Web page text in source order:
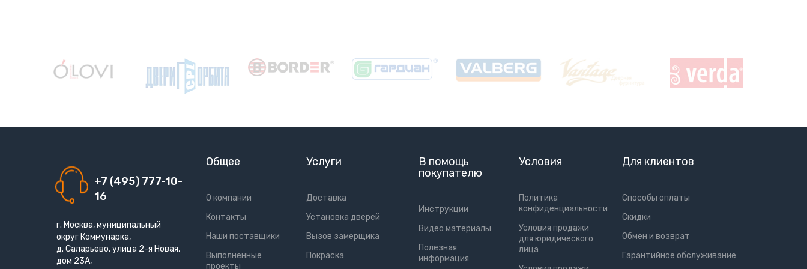
+7 (495) 777-10-
16
г. Москва, муниципальный
округ Коммунарка,
д. Саларьево, улица 2-я Новая,
дом 23А,
Общее
О компании
Контакты
Наши поставщики
Выполненные
проекты
Услуги
Доставка
Установка дверей
Вызов замерщика
Покраска
В помощь
покупателю
Инструкции
Видео материалы
Полезная
информация
Условия
Политика
конфиденциальности
Условия продажи
для юридического
лица
Для клиентов
Способы оплаты
Скидки
Обмен и возврат
Гарантийное обслуживание